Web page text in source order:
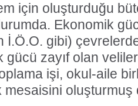
için oluşturduğu
Ekonomik
İ.Ö.O. gibi)
gücü zayıf olan
işi, okul-aile
oluşturmuş